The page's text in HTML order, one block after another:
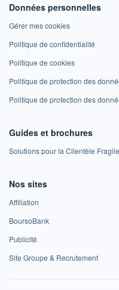
Données personnelles
Gérer mes cookies
Politique de confidentialité
Politique de cookies
Politique de protection des
Politique de protection des
Guides et brochures
Solutions pour la Clientèle Fragile
Nos sites
Affiliation
BoursoBank
Publicité
Site Groupe & Recrutement